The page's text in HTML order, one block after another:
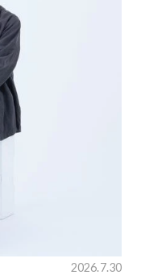
2026.7.30